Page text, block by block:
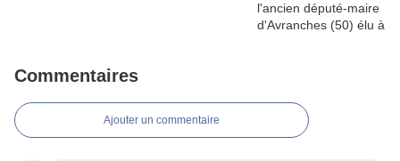
Commentaires
Ajouter un commentaire